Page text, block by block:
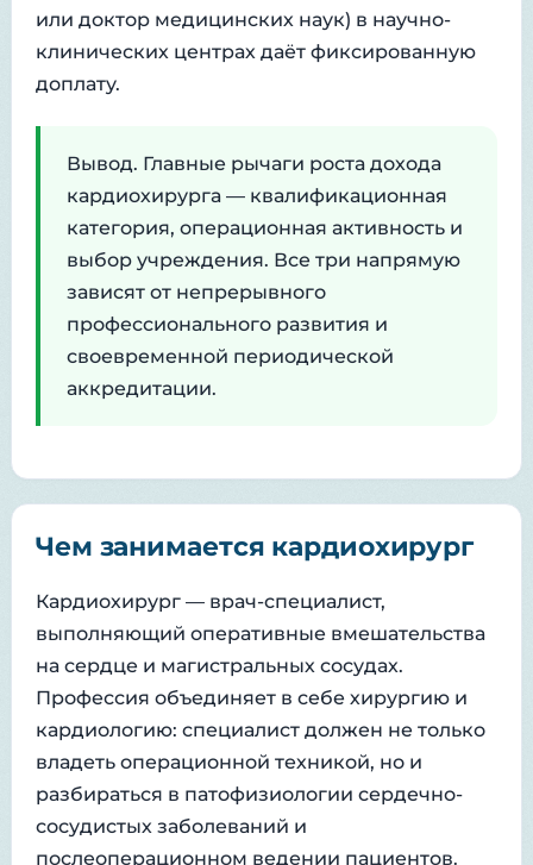
или доктор медицинских наук) в научно-
клинических центрах даёт фиксированную
доплату.
Вывод. Главные рычаги роста дохода
кардиохирурга — квалификационная
категория, операционная активность и
выбор учреждения. Все три напрямую
зависят от непрерывного
профессионального развития и
своевременной периодической
аккредитации.
Чем занимается кардиохирург
Кардиохирург — врач-специалист,
выполняющий оперативные вмешательства
на сердце и магистральных сосудах.
Профессия объединяет в себе хирургию и
кардиологию: специалист должен не только
владеть операционной техникой, но и
разбираться в патофизиологии сердечно-
сосудистых заболеваний и
послеоперационном ведении пациентов.